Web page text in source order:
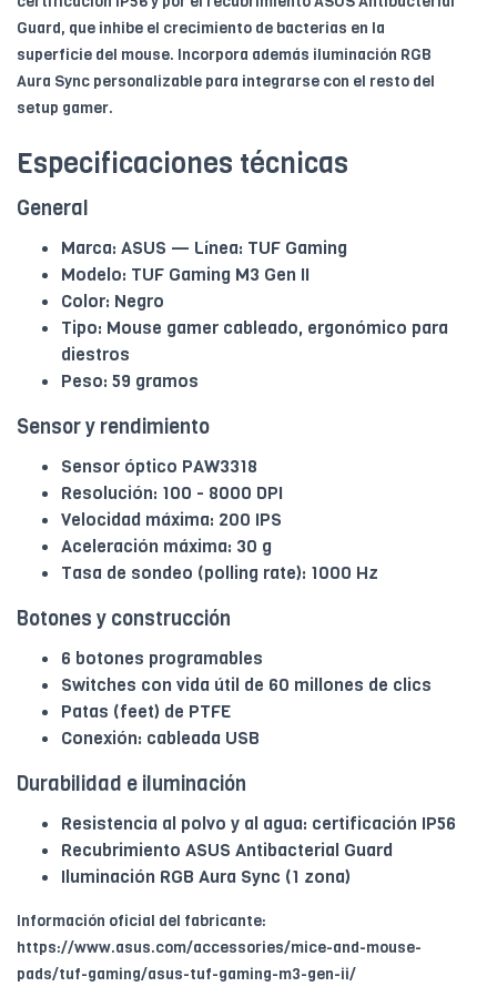
Guard, que inhibe el crecimiento de bacterias en la
superficie del mouse. Incorpora además iluminación RGB
Aura Sync personalizable para integrarse con el resto del
setup gamer.
Especificaciones técnicas
General
Marca: ASUS — Línea: TUF Gaming
Modelo: TUF Gaming M3 Gen II
Color: Negro
Tipo: Mouse gamer cableado, ergonómico para
diestros
Peso: 59 gramos
Sensor y rendimiento
Sensor óptico PAW3318
Resolución: 100 - 8000 DPI
Velocidad máxima: 200 IPS
Aceleración máxima: 30 g
Tasa de sondeo (polling rate): 1000 Hz
Botones y construcción
6 botones programables
Switches con vida útil de 60 millones de clics
Patas (feet) de PTFE
Conexión: cableada USB
Durabilidad e iluminación
Resistencia al polvo y al agua: certificación IP56
Recubrimiento ASUS Antibacterial Guard
Iluminación RGB Aura Sync (1 zona)
Información oficial del fabricante:
https://www.asus.com/accessories/mice-and-mouse-
pads/tuf-gaming/asus-tuf-gaming-m3-gen-ii/